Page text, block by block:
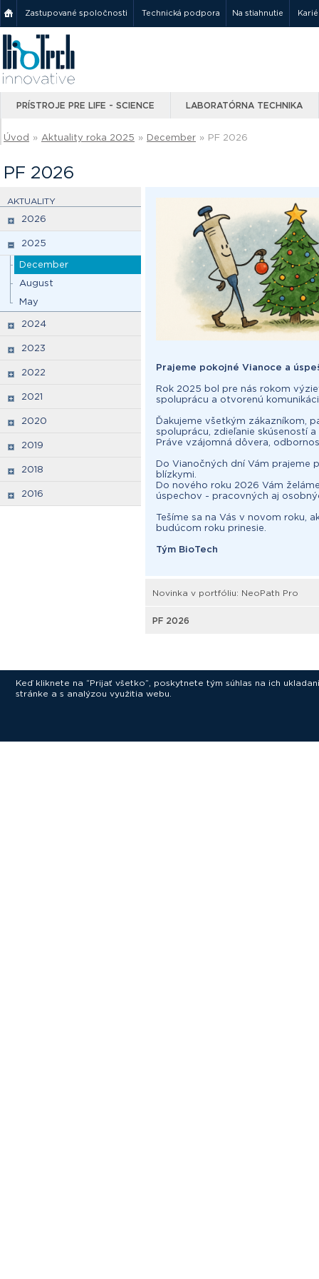
Zastupované spoločnosti Technická podpora Na stiahnutie
PRÍSTROJE PRE LIFE - SCIENCE LABORATÓRNA TECHNIKA
Úvod » Aktuality roka 2025 » December » PF 2026
PF 2026
AKTUALITY
2026
2025
December
August
May
2024
2023
2022
2021
2020
2019
2018
2016
Prajeme pokojné Vianoce a
Rok 2025 bol pre nás rokom
spoluprácu a otvorenú
Ďakujeme všetkým zákazníkom,
spoluprácu, zdieľanie skúseností
Práve vzájomná dôvera,
Do Vianočných dní Vám prajeme
blízkymi.
Do nového roku 2026 Vám
úspechov - pracovných aj
Tešíme sa na Vás v novom roku,
budúcom roku prinesie.
Tým BioTech
Novinka v portfóliu: NeoPath Pro
PF 2026
Keď kliknete na “Prijať všetko”, poskytnete tým súhlas na ich
stránke a s analýzou využitia webu.